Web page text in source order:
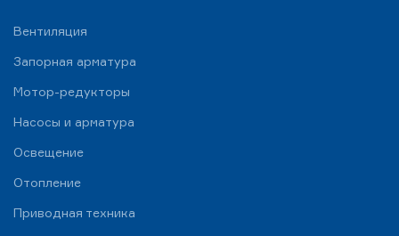
Вентиляция
Запорная арматура
Мотор-редукторы
Насосы и арматура
Освещение
Отопление
Приводная техника